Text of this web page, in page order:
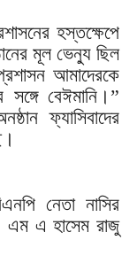
হস্তক্ষেপে
মূল ভেন্যু ছিল
আমাদেরকে
বেঈমানি।”
ফ্যাসিবাদের
নেতা নাসির
এম এ হাসেম রাজু